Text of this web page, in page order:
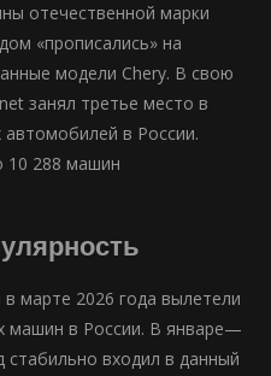
отечественной марки
«прописались» на
модели Chery. В свою
занял третье место в
в России.
10 288 машин
марте 2026 года вылетели
машин в России. В январе—
стабильно входил в данный